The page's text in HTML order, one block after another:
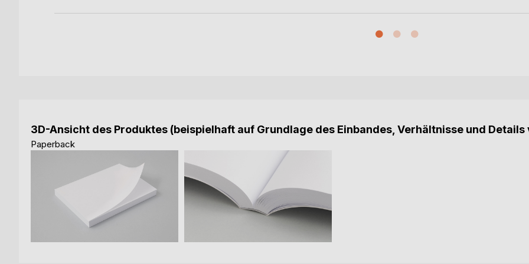
3D-Ansicht des Produktes (beispielhaft auf Grundlage des Einbandes, Verhältnisse und
Paperback